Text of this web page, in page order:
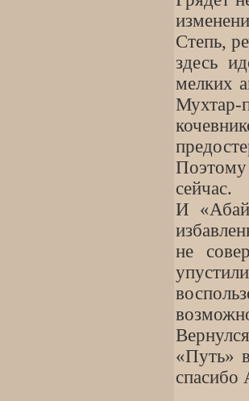
Степь,
здесь
мелких
Поэтому
сейчас.
И
не
«Путь»